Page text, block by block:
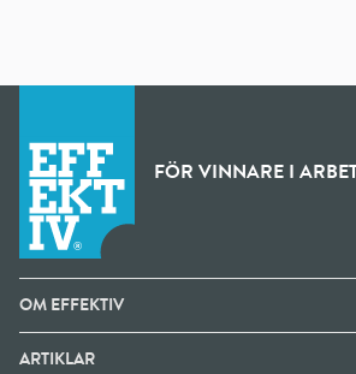
FÖR VINNARE I
OM EFFEKTIV
ARTIKLAR